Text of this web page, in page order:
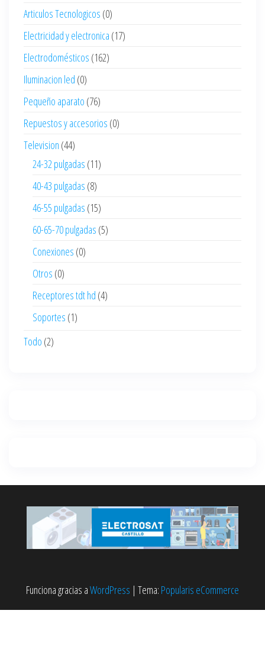
Articulos Tecnologicos (0)
Electricidad y electronica (17)
Electrodomésticos (162)
Iluminacion led (0)
Pequeño aparato (76)
Repuestos y accesorios (0)
Television (44)
24-32 pulgadas (11)
40-43 pulgadas (8)
46-55 pulgadas (15)
60-65-70 pulgadas (5)
Conexiones (0)
Otros (0)
Receptores tdt hd (4)
Soportes (1)
Todo (2)
Funciona gracias aWordPress | Tema: Popularis eCommerce